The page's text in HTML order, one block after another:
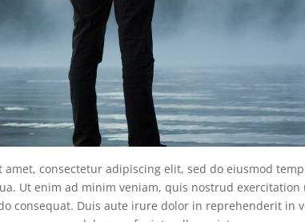
amet, consectetur adipiscing elit, sed do eiusmod
Ut enim ad minim veniam, quis nostrud
consequat. Duis aute irure dolor in reprehenderit in